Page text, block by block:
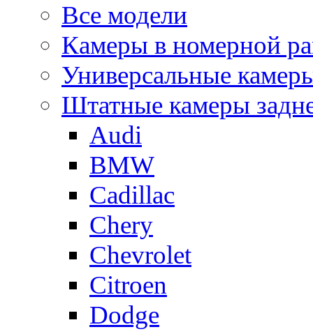
Все модели
Камеры в номерной
Универсальные
Штатные камеры
Audi
BMW
Cadillac
Chery
Chevrolet
Citroen
Dodge